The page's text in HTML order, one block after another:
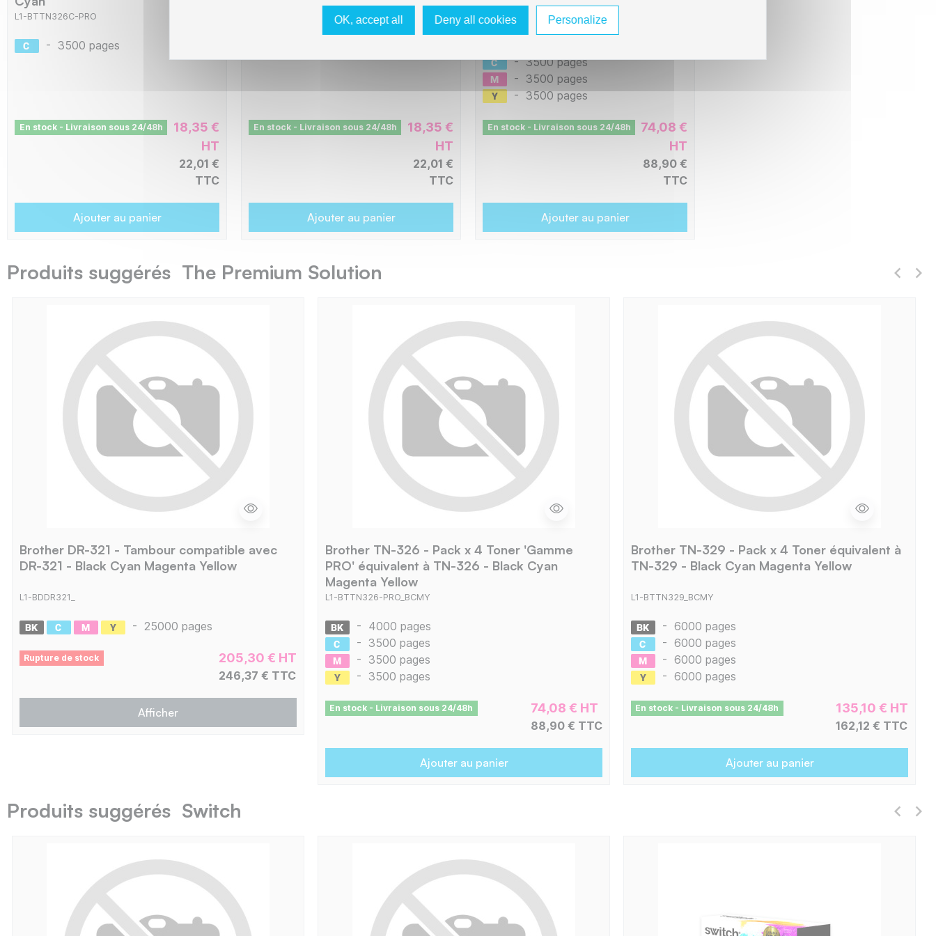
L1-BTTN326C-PRO
- 3500 pages
En stock - Livraison sous 24/48h
18,35 €
HT
22,01 €
TTC
Ajouter au panier
En stock - Livraison sous 24/48h
18,35 €
HT
22,01 €
TTC
Ajouter au panier
L1-BTTN326-PRO_BCMY
-3500 pages
- 3500 pages
-3500 pages
En stock - Livraison sous 24/48h
74,08 €
HT
88,90 €
TTC
Ajouter au panier
Produits suggérés The Premium Solution
Brother DR-321 - Tambour compatible avec
DR-321 - Black Cyan Magenta Yellow
L1-BDDR321_
- 25000 pages
Rupture de stock 205,30 € HT
246,37 € TTC
Afficher
Brother TN-326 - Pack x 4 Toner 'Gamme
PRO' équivalent à TN-326 - Black Cyan
Magenta Yellow
L1-BTTN326-PRO_BCMY
- 4000 pages
- 3500 pages
- 3500 pages
- 3500 pages
En stock - Livraison sous 24/48h 74,08 € HT
88,90 € TTC
Ajouter au panier
Brother TN-329 - Pack x 4 Toner équivalent à
TN-329 - Black Cyan Magenta Yellow
L1-BTTN329_BCMY
- 6000 pages
- 6000 pages
- 6000 pages
- 6000 pages
En stock - Livraison sous 24/48h 135,10 € HT
162,12 € TTC
Ajouter au panier
Produits suggérés Switch
OK, accept all Deny all cookies Personalize